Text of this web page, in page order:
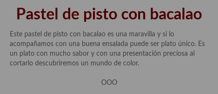
Pastel de pisto con bacalao
Este pastel de pisto con bacalao es una maravilla y si lo
acompañamos con una buena ensalada puede ser plato único. Es
un plato con mucho sabor y con una presentación preciosa al
cortarlo descubriremos un mundo de color.
OOO